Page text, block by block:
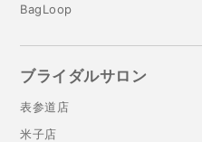
BagLoop
ブライダルサロン
表参道店
米子店